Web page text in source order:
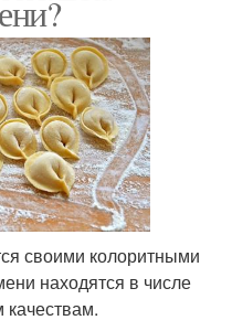
своими колоритными
находятся в числе